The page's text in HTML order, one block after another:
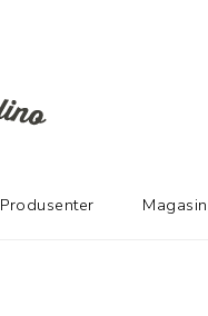
Produsenter Magasin